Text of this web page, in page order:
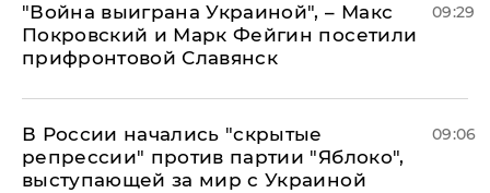
"Война выиграна Украиной", – Макс
Покровский и Марк Фейгин посетили
прифронтовой Славянск
09:29
В России начались "скрытые
репрессии" против партии "Яблоко",
выступающей за мир с Украиной
09:06